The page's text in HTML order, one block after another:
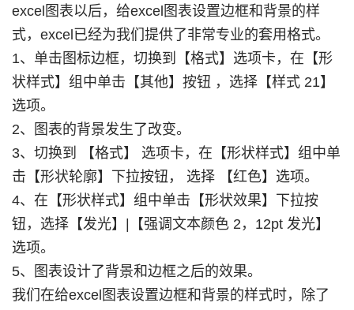
excel图表以后，给excel图表设置边框和背景的样
式，excel已经为我们提供了非常专业的套用格式。
1、单击图标边框，切换到【格式】选项卡，在【形
状样式】组中单击【其他】按钮 ，选择【样式 21】
选项。
2、图表的背景发生了改变。
3、切换到 【格式】 选项卡，在【形状样式】组中单
击【形状轮廓】下拉按钮， 选择 【红色】选项。
4、在【形状样式】组中单击【形状效果】下拉按
钮，选择【发光】|【强调文本颜色 2，12pt 发光】
选项。
5、图表设计了背景和边框之后的效果。
我们在给excel图表设置边框和背景的样式时，除了